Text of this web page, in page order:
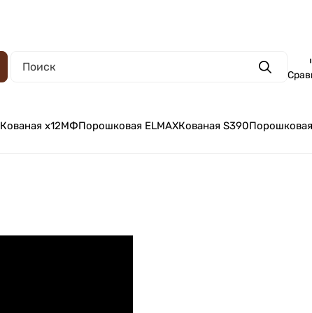
Поиск
Кованая х12МФПорошковая ELMAXКованая S390